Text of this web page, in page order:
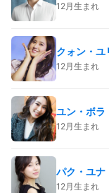
12月生まれ
クォン・ユ
12月生まれ
ユン・ボラ
12月生まれ
パク・ユナ
12月生まれ